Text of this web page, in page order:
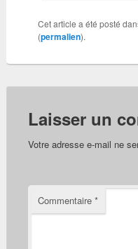
Cet article a été posté
(permalien).
Laisser un
Votre adresse e-mail ne
Commentaire *